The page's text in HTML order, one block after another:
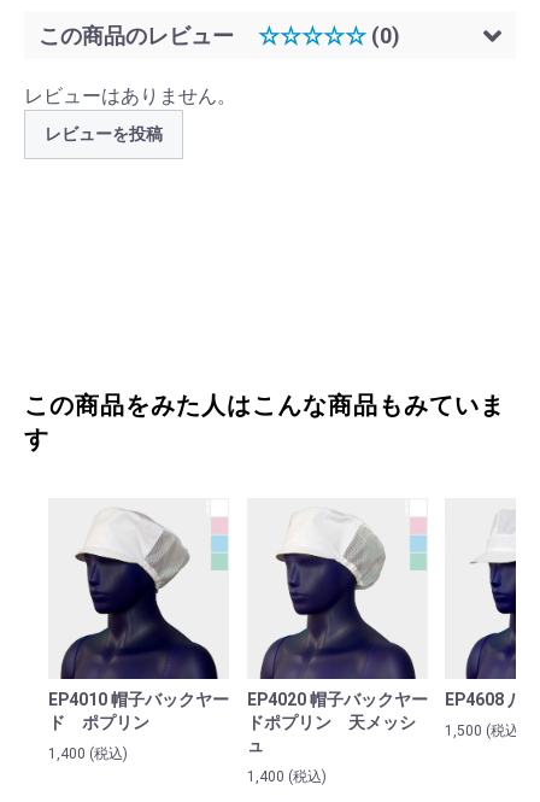
この商品のレビュー ☆☆☆☆☆ (0)
レビューはありません。
レビューを投稿
この商品をみた人はこんな商品もみていま
す
EP4010 帽子バックヤー
ド ポプリン
1,400 (税込)
EP4020 帽子バックヤー
ドポプリン 天メッシ
ュ
1,400 (税込)
EP4608 八
1,500 (税込)